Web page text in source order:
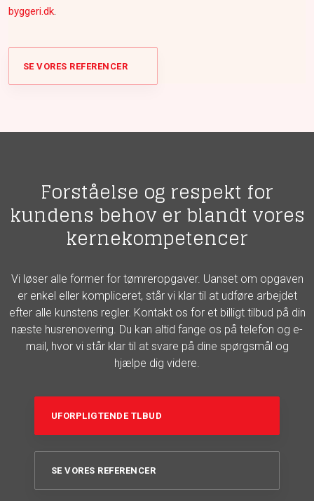
byggeri.dk.​
SE VORES REFERENCER
Forståelse og respekt for
kundens behov er blandt vores
kernekompetencer
Vi løser alle former for tømreropgaver. Uanset om opgaven
er enkel eller kompliceret, står vi klar til at udføre arbejdet
efter alle kunstens regler. Kontakt os for et billigt tilbud på din
næste husrenovering. Du kan altid fange os på telefon og e-
mail, hvor vi står klar til at svare på dine spørgsmål og
hjælpe dig videre.
UFORPLIGTENDE TLBUD
SE VORES REFERENCER